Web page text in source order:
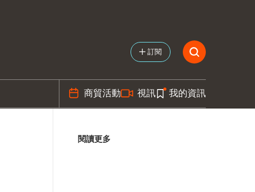
訂閱
商貿活動 視訊 我的資訊
閱讀更多